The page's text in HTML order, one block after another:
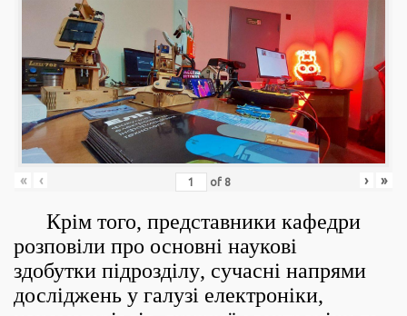
« ‹ of 8 › »
Крім того, представники кафедри
розповіли про основні наукові
здобутки підрозділу, сучасні напрями
досліджень у галузі електроніки,